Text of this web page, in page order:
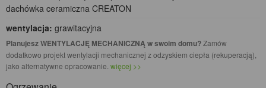
dachówka ceramiczna CREATON
wentylacja: grawitacyjna
Planujesz WENTYLACJĘ MECHANICZNĄ w swoim domu?Zamów
dodatkowo projekt wentylacji mechanicznej z odzyskiem ciepła (rekuperacją),
jako alternatywne opracowanie. więcej >>